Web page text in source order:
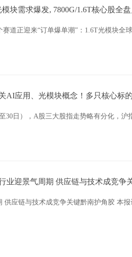
块需求爆发, 7800G/1.6T核心股全
道正迎来“订单爆单潮”：1.6T光模块全
AI应用、光模块概念！多只核心标
至30日），A股三大股指走势略有分化，
业迎景气周期 供应链与技术成竞争
供应链与技术成竞争关键黔南护角胶 本